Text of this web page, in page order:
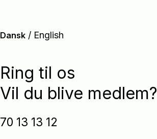
Dansk / English
Ring til os
Vil du blive medlem?
70 13 13 12